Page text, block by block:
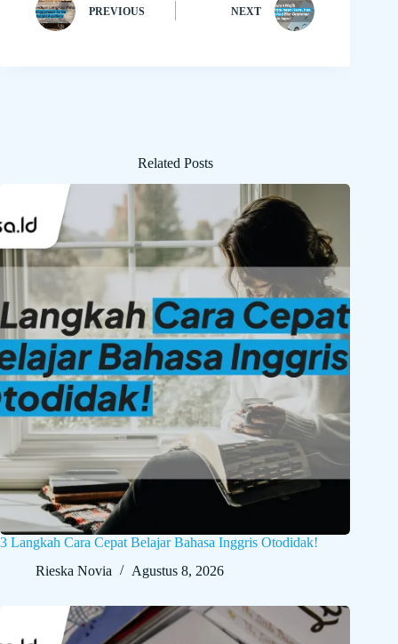
PREVIOUS NEXT
Related Posts
3 Langkah Cara Cepat Belajar Bahasa Inggris Otodidak!
Rieska Novia
Agustus 8, 2026